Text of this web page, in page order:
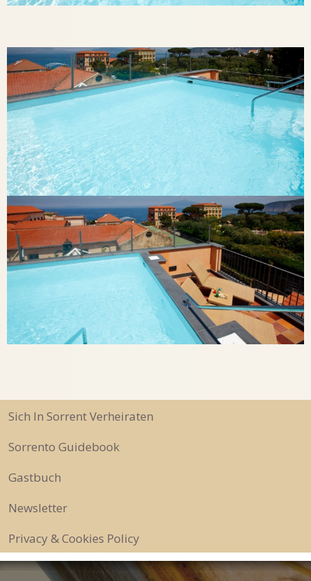
Sich In Sorrent Verheiraten
Sorrento Guidebook
Gastbuch
Newsletter
Privacy & Cookies Policy